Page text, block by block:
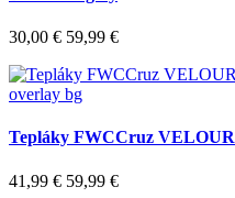
30,00 € 59,99 €
overlay bg
Tepláky FWCCruz VELOUR
41,99 € 59,99 €